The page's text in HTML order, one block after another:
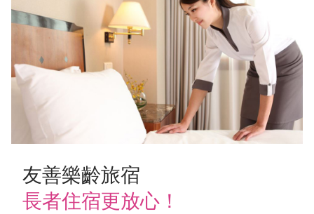
友善樂齡旅宿
長者住宿更放心！